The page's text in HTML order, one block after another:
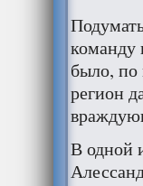
команду
было, по
регион
В одной